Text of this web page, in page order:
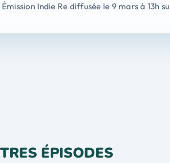
Émission Indie Re diffusée le 9 mars à 13h
ÉPISODES